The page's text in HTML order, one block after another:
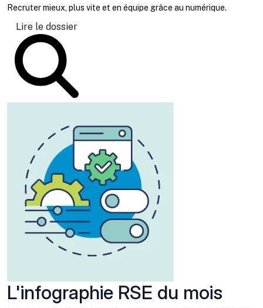
Recruter mieux, plus vite et en équipe grâce au numérique.
Lire le dossier
L'infographie RSE du mois